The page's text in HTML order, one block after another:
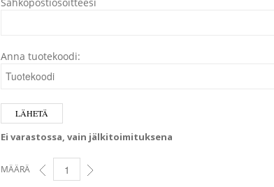
Anna tuotekoodi:
Ei varastossa, vain jälkitoimituksena
MÄÄRÄ PAKOSARJAN TIIVISTE VOLVO PENTA MD6 & MD7 QUANTITY